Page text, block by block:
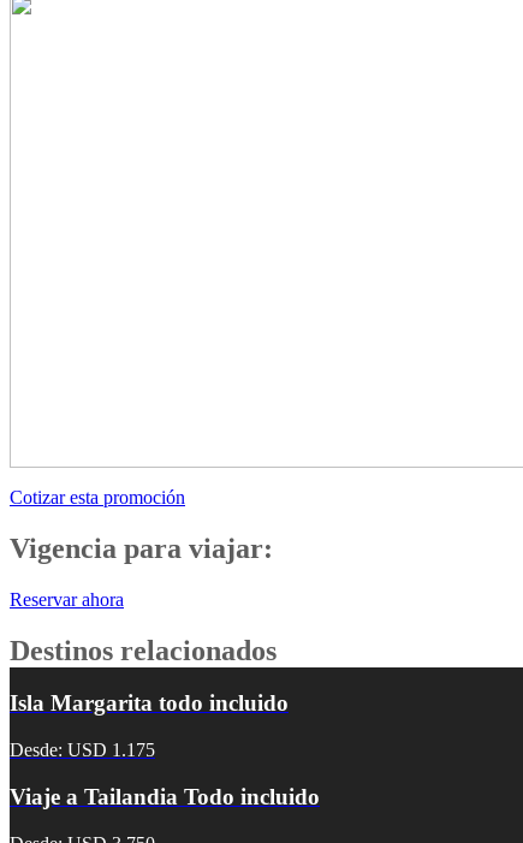
Cotizar esta promoción
Vigencia para viajar:
Reservar ahora
Destinos relacionados
Isla Margarita todo incluido
Desde: USD 1.175
Viaje a Tailandia Todo incluido